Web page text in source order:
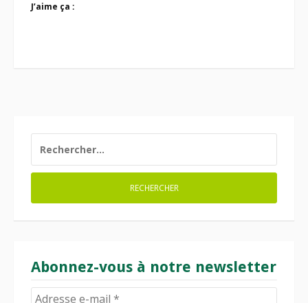
J’aime ça :
Abonnez-vous à notre newsletter